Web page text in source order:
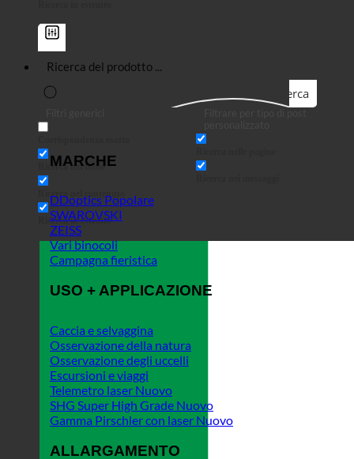
Ricerca
Ricerca nel titolo
Ricerca nel contenuto
Ricerca in estratto
MARCHE
DDoptics
SWAROVSKI
ZEISS
Vari binocoli
Campagna fieristica
USO + APPLICAZIONE
Caccia e selvaggina
Osservazione della natura
Osservazione degli uccelli
Escursioni e viaggi
Telemetro laser
SHG Super High Grade
Gamma Pirschler con laser
ALLARGAMENTO